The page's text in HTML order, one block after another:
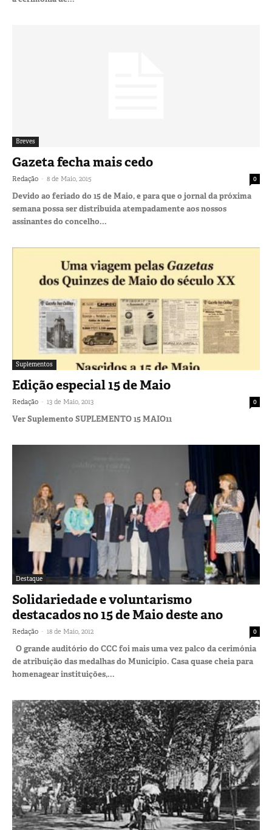
Breves
Gazeta fecha mais cedo
Redação - 8 de Maio, 2015 0
Devido ao feriado do 15 de Maio, e para que o jornal da próxima
semana possa ser distribuída atempadamente aos nossos
assinantes do concelho...
Suplementos
Edição especial 15 de Maio
Redação - 13 de Maio, 2013 0
Ver Suplemento SUPLEMENTO 15 MAIO11
Destaque
Solidariedade e voluntarismo
destacados no 15 de Maio deste ano
Redação - 18 de Maio, 2012 0
O grande auditório do CCC foi mais uma vez palco da cerimónia
de atribuição das medalhas do Município. Casa quase cheia para
homenagear instituições,...